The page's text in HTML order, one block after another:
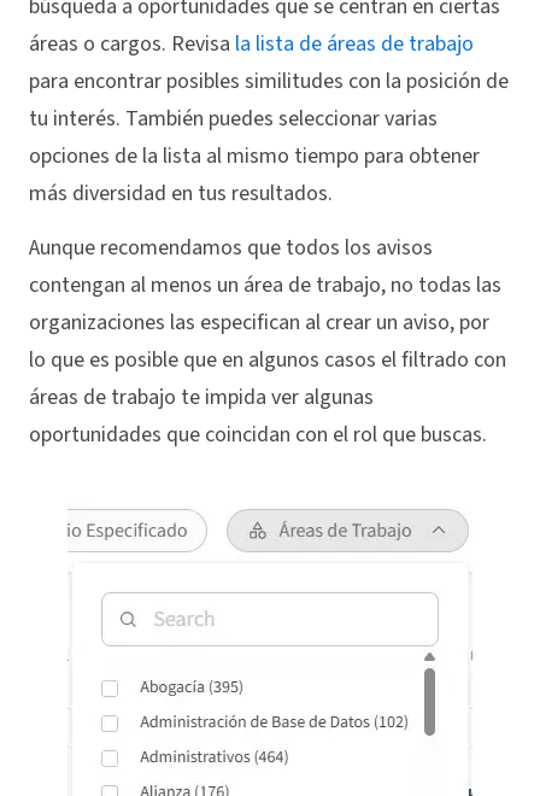
búsqueda a oportunidades que se centran en ciertas
áreas o cargos. Revisa la lista de áreas de trabajo
para encontrar posibles similitudes con la posición de
tu interés. También puedes seleccionar varias
opciones de la lista al mismo tiempo para obtener
más diversidad en tus resultados.
Aunque recomendamos que todos los avisos
contengan al menos un área de trabajo, no todas las
organizaciones las especifican al crear un aviso, por
lo que es posible que en algunos casos el filtrado con
áreas de trabajo te impida ver algunas
oportunidades que coincidan con el rol que buscas.